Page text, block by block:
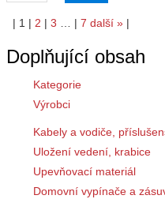
| 1 | 2 | 3 | 7 další » |
Doplňující obsah
Kategorie
Výrobci
Kabely a vodiče,
Uložení vedení, krabice
Upevňovací materiál
Domovní vypínače a